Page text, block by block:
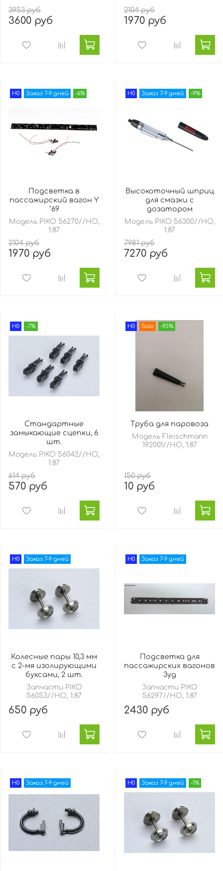
3953 руб
3600 руб
2104 руб
1970 руб
H0 Заказ 7-9 дней -6%
Подсветка в
пассажирский вагон Y
"69
Модель PIKO 56270//HO,
1:87
2104 руб
1970 руб
H0 Заказ 7-9 дней -9%
Высокоточный шприц
для смазки с
дозатором
Модель PIKO 56300//HO,
1:87
7981 руб
7270 руб
H0 -7%
Стандартные
замыкающие сцепки, 6
шт.
Модель PIKO 56042//HO,
1:87
614 руб
570 руб
H0 Sale -93%
Труба для паровоза
Модель Fleischmann
192001//HO, 1:87
150 руб
10 руб
H0 Заказ 7-9 дней
Колесные пары 10,3 мм
с 2-мя изолирующими
буксами, 2 шт.
Запчасти PIKO
56053//HO, 1:87
650 руб
H0 Заказ 7-9 дней
Подсветка для
пассажирских вагонов
3yg
Запчасти PIKO
56297//HO, 1:87
2430 руб
H0 Заказ 7-9 дней H0 Заказ 7-9 дней -1%